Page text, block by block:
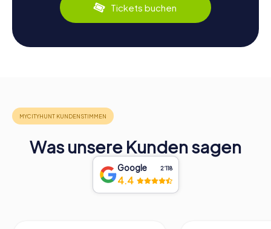
Tickets buchen
Was unsere Kunden sagen
Google 2‘118
4.4